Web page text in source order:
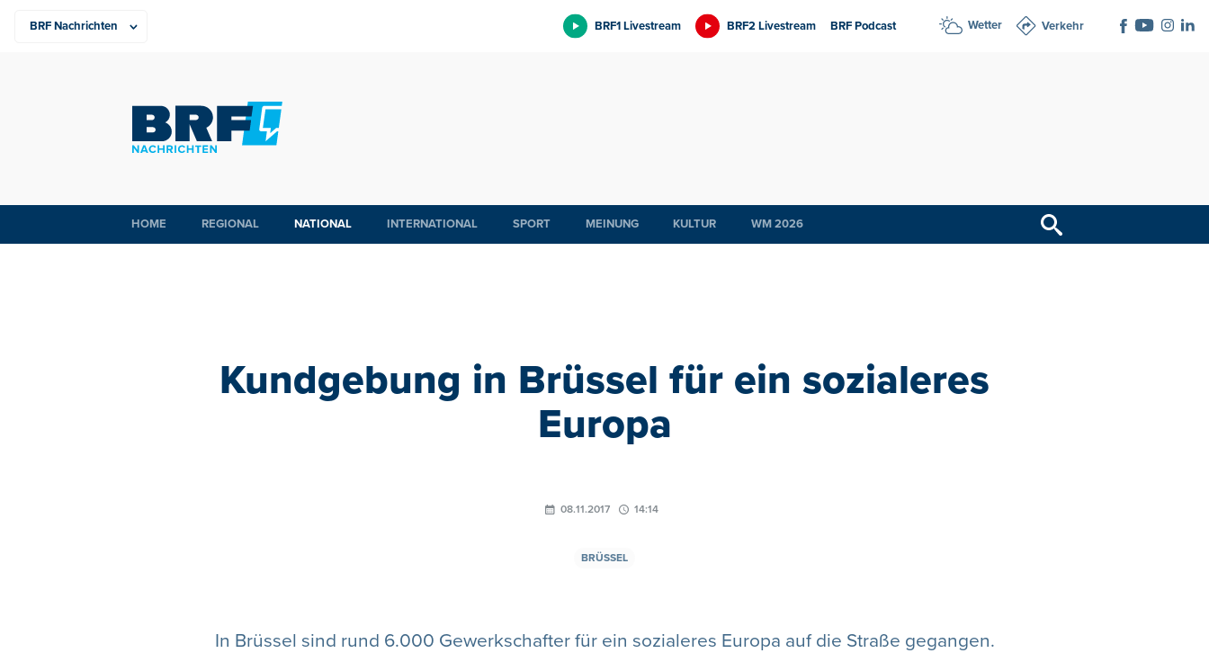
BRF1 Livestream BRF2 Livestream BRF Podcast Wetter Verkehr
HOME REGIONAL NATIONAL INTERNATIONAL SPORT MEINUNG KULTUR WM 2026
Kundgebung in Brüssel für ein sozialeres
Europa
08.11.2017 14:14
BRÜSSEL
In Brüssel sind rund 6.000 Gewerkschafter für ein sozialeres Europa auf die Straße gegangen.